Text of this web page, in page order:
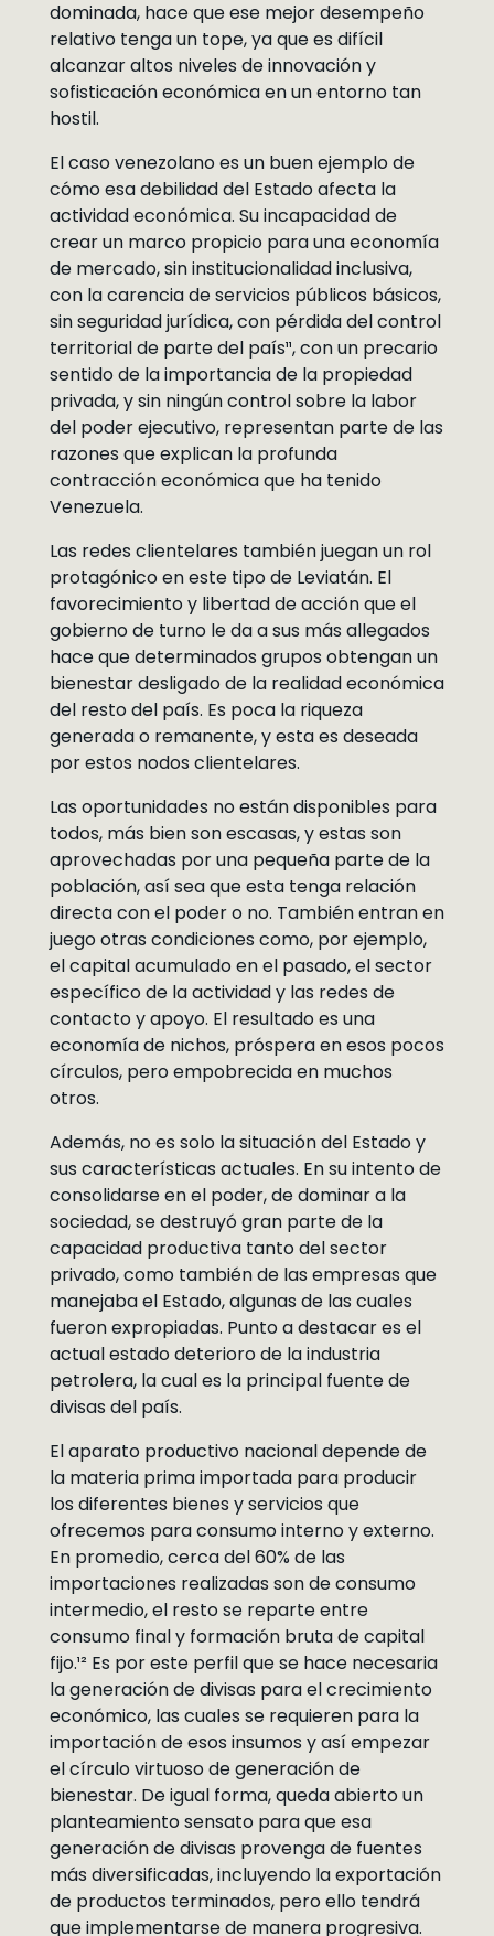
dominada, hace que ese mejor desempeño
relativo tenga un tope, ya que es difícil
alcanzar altos niveles de innovación y
sofisticación económica en un entorno tan
hostil.
El caso venezolano es un buen ejemplo de
cómo esa debilidad del Estado afecta la
actividad económica. Su incapacidad de
crear un marco propicio para una economía
de mercado, sin institucionalidad inclusiva,
con la carencia de servicios públicos básicos,
sin seguridad jurídica, con pérdida del control
territorial de parte del país¹¹, con un precario
sentido de la importancia de la propiedad
privada, y sin ningún control sobre la labor
del poder ejecutivo, representan parte de las
razones que explican la profunda
contracción económica que ha tenido
Venezuela.
Las redes clientelares también juegan un rol
protagónico en este tipo de Leviatán. El
favorecimiento y libertad de acción que el
gobierno de turno le da a sus más allegados
hace que determinados grupos obtengan un
bienestar desligado de la realidad económica
del resto del país. Es poca la riqueza
generada o remanente, y esta es deseada
por estos nodos clientelares.
Las oportunidades no están disponibles para
todos, más bien son escasas, y estas son
aprovechadas por una pequeña parte de la
población, así sea que esta tenga relación
directa con el poder o no. También entran en
juego otras condiciones como, por ejemplo,
el capital acumulado en el pasado, el sector
específico de la actividad y las redes de
contacto y apoyo. El resultado es una
economía de nichos, próspera en esos pocos
círculos, pero empobrecida en muchos
otros.
Además, no es solo la situación del Estado y
sus características actuales. En su intento de
consolidarse en el poder, de dominar a la
sociedad, se destruyó gran parte de la
capacidad productiva tanto del sector
privado, como también de las empresas que
manejaba el Estado, algunas de las cuales
fueron expropiadas. Punto a destacar es el
actual estado deterioro de la industria
petrolera, la cual es la principal fuente de
divisas del país.
El aparato productivo nacional depende de
la materia prima importada para producir
los diferentes bienes y servicios que
ofrecemos para consumo interno y externo.
En promedio, cerca del 60% de las
importaciones realizadas son de consumo
intermedio, el resto se reparte entre
consumo final y formación bruta de capital
fijo.¹² Es por este perfil que se hace necesaria
la generación de divisas para el crecimiento
económico, las cuales se requieren para la
importación de esos insumos y así empezar
el círculo virtuoso de generación de
bienestar. De igual forma, queda abierto un
planteamiento sensato para que esa
generación de divisas provenga de fuentes
más diversificadas, incluyendo la exportación
de productos terminados, pero ello tendrá
que implementarse de manera progresiva.